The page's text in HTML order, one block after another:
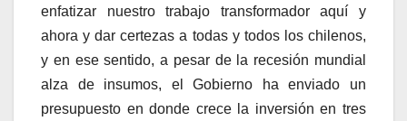
enfatizar nuestro trabajo transformador aquí y
ahora y dar certezas a todas y todos los chilenos,
y en ese sentido, a pesar de la recesión mundial
alza de insumos, el Gobierno ha enviado un
presupuesto en donde crece la inversión en tres